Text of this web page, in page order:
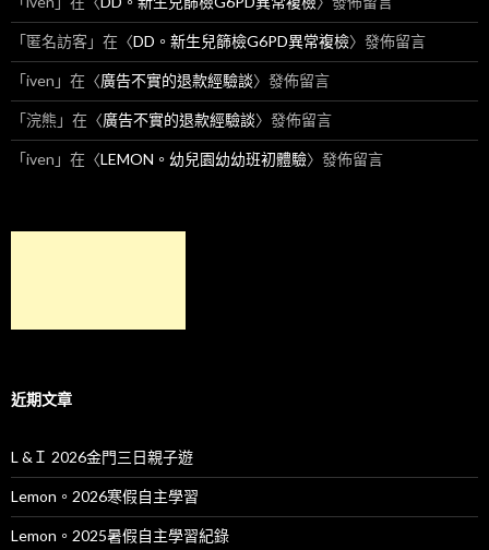
「匿名訪客」在〈DD。新生兒篩檢G6PD異常複檢〉發佈留言
「iven 」在〈廣告不實的退款經驗談〉發佈留言
「浣熊 」在〈廣告不實的退款經驗談〉發佈留言
「iven 」在〈LEMON。幼兒園幼幼班初體驗〉發佈留言
近期文章
L &Ｉ 2026金門三日親子遊
Lemon。2026寒假自主學習
Lemon。2025暑假自主學習紀錄